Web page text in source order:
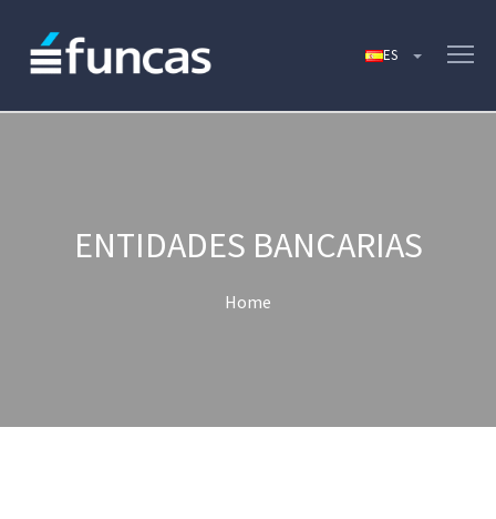
ENTIDADES BANCARIAS
Home